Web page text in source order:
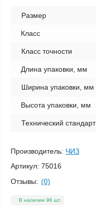
Размер
Класс
Класс точности
Длина упаковки, мм
Ширина упаковки, мм
Высота упаковки, мм
Технический стандарт
Производитель: ЧИЗ
Артикул: 75016
Отзывы: (0)
В наличии 96 шт.